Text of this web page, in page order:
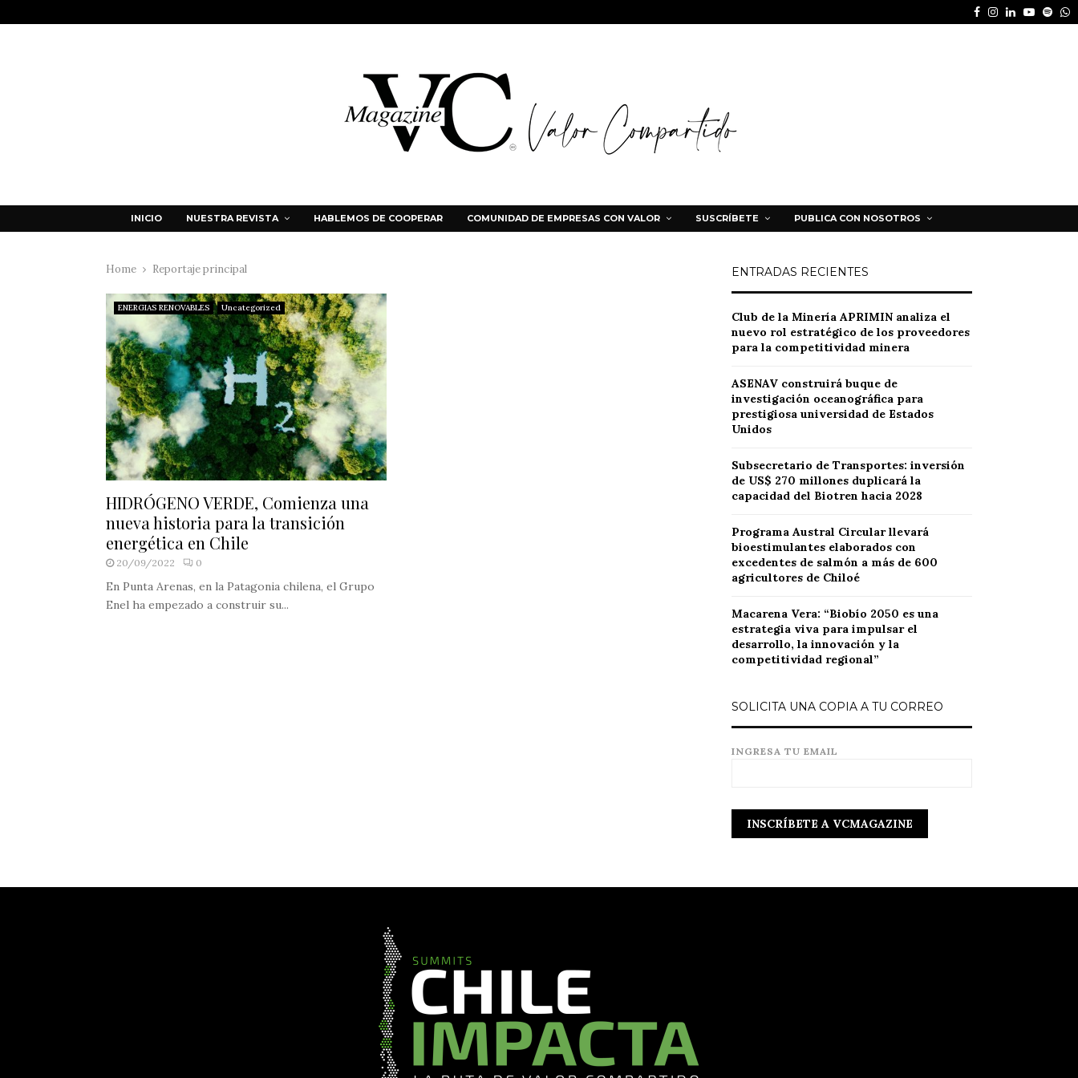
Facebook
Instagram
LinkedinYoutube
INICIO NUESTRA REVISTA HABLEMOS DE COOPERAR COMUNIDAD DE EMPRESAS CON VALOR SUSCRÍBETE PUBLICA CON NOSOTROS
Home Reportaje principal
ENERGIAS RENOVABLES Uncategorized
HIDRÓGENO VERDE, Comienza una
nueva historia para la transición
energética en Chile
20/09/2022 0
En Punta Arenas, en la Patagonia chilena, el Grupo
Enel ha empezado a construir su...
ENTRADAS RECIENTES
Club de la Minería APRIMIN analiza el
nuevo rol estratégico de los proveedores
para la competitividad minera
ASENAV construirá buque de
investigación oceanográfica para
prestigiosa universidad de Estados
Unidos
Subsecretario de Transportes: inversión
de US$ 270 millones duplicará la
capacidad del Biotren hacia 2028
Programa Austral Circular llevará
bioestimulantes elaborados con
excedentes de salmón a más de 600
agricultores de Chiloé
Macarena Vera: “Biobío 2050 es una
estrategia viva para impulsar el
desarrollo, la innovación y la
competitividad regional”
SOLICITA UNA COPIA A TU CORREO
INGRESA TU EMAIL